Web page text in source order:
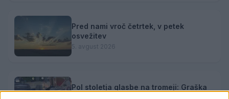
Pred nami vroč četrtek, v petek
osvežitev
5. avgust 2026
Pol stoletja glasbe na tromeji: Graška